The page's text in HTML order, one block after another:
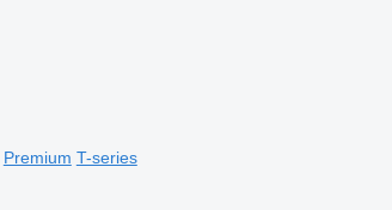
Premium T-series